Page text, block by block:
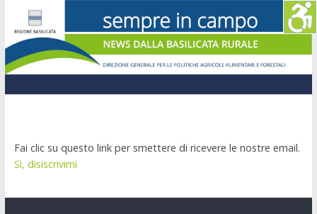
Fai clic su questo link per smettere di ricevere le nostre email.
Sì, disiscrivimi